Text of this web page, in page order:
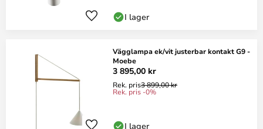
I lager
Vägglampa ek/vit justerbar kontakt G9 -
Moebe
3 895,00 kr
Rek. pris3 899,00 kr
Rek. pris -0%
I lager